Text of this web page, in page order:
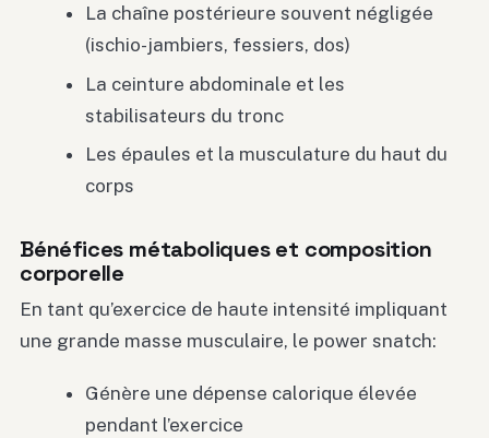
La chaîne postérieure souvent négligée
(ischio-jambiers, fessiers, dos)
La ceinture abdominale et les
stabilisateurs du tronc
Les épaules et la musculature du haut du
corps
Bénéfices métaboliques et composition
corporelle
En tant qu’exercice de haute intensité impliquant
une grande masse musculaire, le power snatch:
Génère une dépense calorique élevée
pendant l’exercice